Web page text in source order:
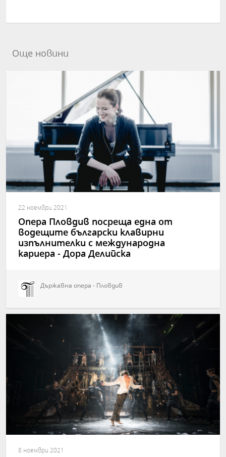
Още новини
22 ноември 2021
Опера Пловдив посреща една от
водещите български клавирни
изпълнителки с международна
кариера - Дора Делийска
Държавна опера - Пловдив
8 ноември 2021